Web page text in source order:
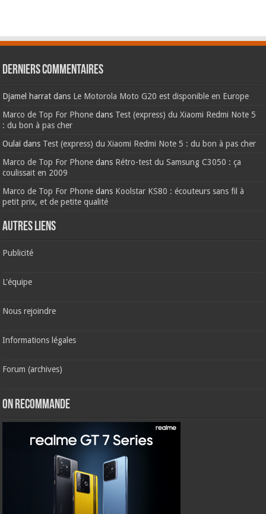
Derniers commentaires
Djamel harrat dans Le Motorola Moto G20 est disponible en Europe
Marco de Top For Phone dans Test (express) du Xiaomi Redmi Note 5
: du bon à pas cher
Oulaïdans Test (express) du Xiaomi Redmi Note 5 : du bon à pas cher
Marco de Top For Phone dans Rétro-test du Samsung C3050 : ça
coulissait en 2009
Marco de Top For Phone dans Koolstar KS80 : écouteurs sans fil à
petit prix, et de petite qualité
AUTRES LIENS
Publicité
L'équipe
Nous rejoindre
Informations légales
Forum (archives)
ON RECOMMANDE